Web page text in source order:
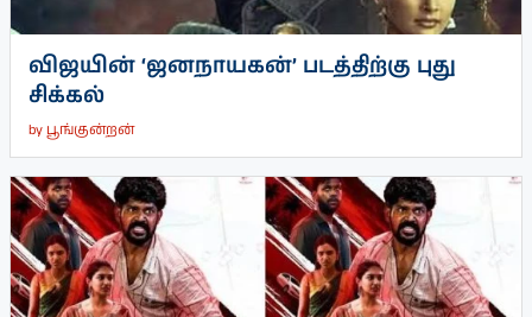
விஜயின் ‘ஜனநாயகன்’ படத்திற்கு புது
சிக்கல்
byபூங்குன்றன்